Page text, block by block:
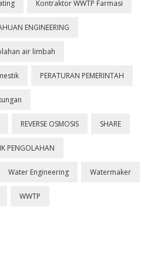
Kontraktor WWTP Farmasi
ENGINEERING
air limbah
PERATURAN PEMERINTAH
REVERSE OSMOSIS SHARE
PENGOLAHAN
Water Engineering Watermaker
WWTP